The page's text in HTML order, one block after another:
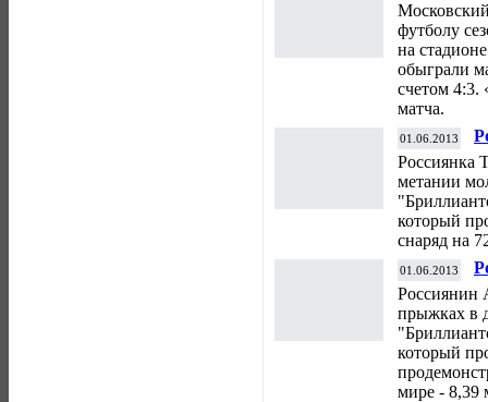
футболу
на
обыграли
счетом 4:3.
матча.
01.06.2013
Россиянка
метании
который
снаряд на
01.06.2013
Россиянин
прыжках в
который
мире - 8,39